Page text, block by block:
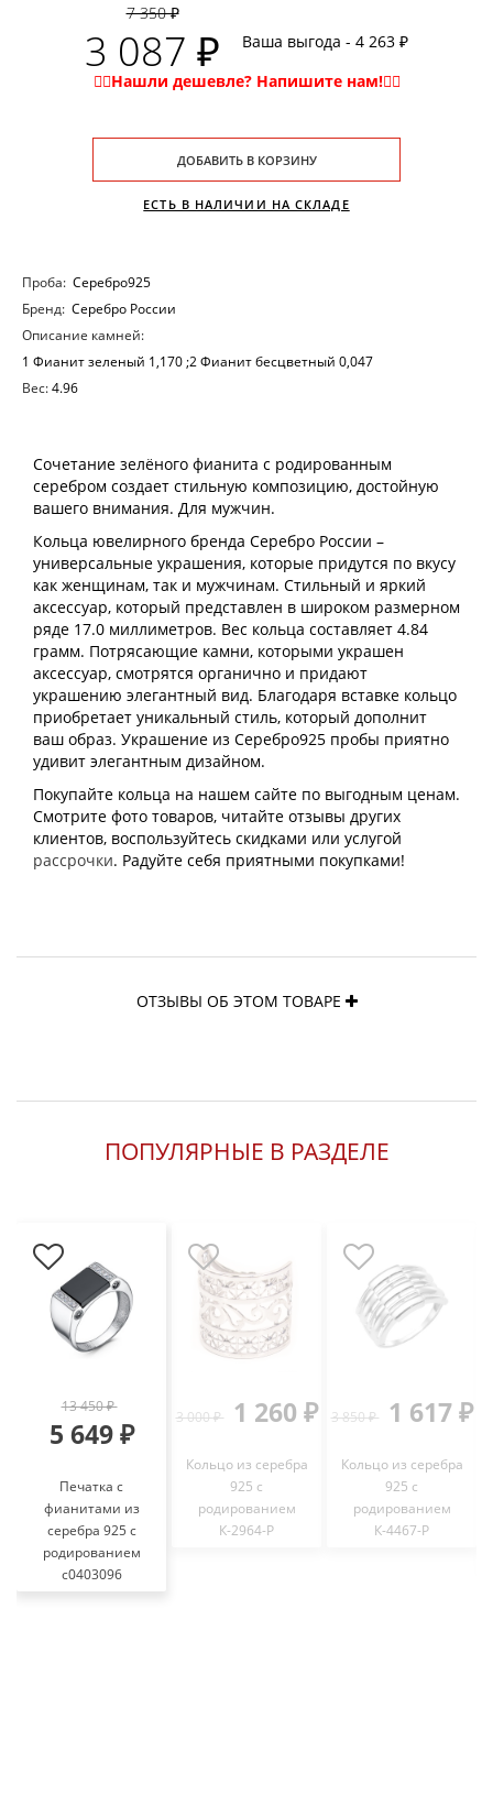
7 350 ₽
3 087 ₽ Ваша выгода - 4 263 ₽
ДОБАВИТЬ В КОРЗИНУ
ЕСТЬ В НАЛИЧИИ НА СКЛАДЕ
Проба: Серебро925
Бренд: Серебро России
Описание камней:
1 Фианит зеленый 1,170 ;2 Фианит бесцветный 0,047
Вес:4.96
Сочетание зелёного фианита с родированным
серебром создает стильную композицию, достойную
вашего внимания. Для мужчин.
Кольца ювелирного бренда Серебро России –
универсальные украшения, которые придутся по вкусу
как женщинам, так и мужчинам. Стильный и яркий
аксессуар, который представлен в широком размерном
ряде 17.0 миллиметров. Вес кольца составляет 4.84
грамм. Потрясающие камни, которыми украшен
аксессуар, смотрятся органично и придают
украшению элегантный вид. Благодаря вставке кольцо
приобретает уникальный стиль, который дополнит
ваш образ. Украшение из Серебро925 пробы приятно
удивит элегантным дизайном.
Покупайте кольца на нашем сайте по выгодным ценам.
Смотрите фото товаров, читайте отзывы других
клиентов, воспользуйтесь скидками или услугой
рассрочки. Радуйте себя приятными покупками!
ОТЗЫВЫ ОБ ЭТОМ ТОВАРЕ
ПОПУЛЯРНЫЕ В РАЗДЕЛЕ
13 450 ₽
5 649 ₽
Печатка с
фианитами из
серебра 925 с
родированием
с0403096
3 000 ₽ 1 260 ₽
Кольцо из серебра
925 с
родированием
К-2964-Р
3 850 ₽ 1 617 ₽
Кольцо из серебра
925 с
родированием
К-4467-Р